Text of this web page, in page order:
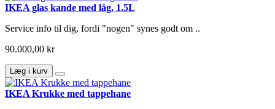
IKEA glas kande med låg, 1.5L
Service info til dig, fordi "nogen" synes godt om ..
90.000,00 kr
Læg i kurv
IKEA Krukke med tappehane